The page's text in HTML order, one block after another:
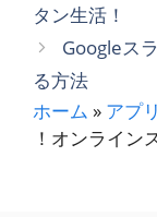
タン生活！
Googleス
る方法
ホーム » アプリ
！オンライン